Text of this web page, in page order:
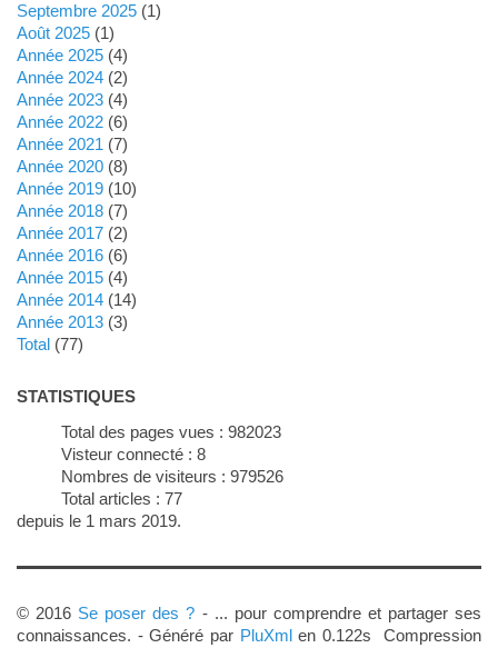
septembre 2025(1)
août 2025(1)
année 2025(4)
année 2024(2)
année 2023(4)
année 2022(6)
année 2021 (7)
année 2020(8)
année 2019(10)
année 2018(7)
année 2017(2)
année 2016(6)
année 2015(4)
année 2014(14)
année 2013(3)
total (77)
STATISTIQUES
Total des pages vues : 982023
Visteur connecté : 8
Nombres de visiteurs : 979526
Total articles : 77
depuis le 1 mars 2019.
© 2016 Se poser des ? - ... pour comprendre et partager ses
connaissances. - Généré par PluXmlen 0.122s Compression